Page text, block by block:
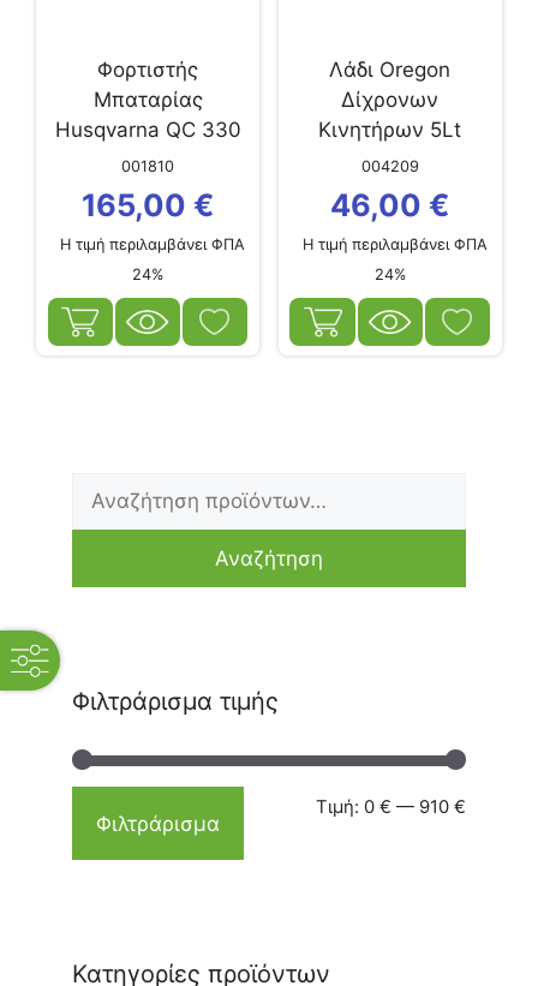
Φορτιστής
Μπαταρίας
Husqvarna QC 330
001810
165,00 €
Η τιμή περιλαμβάνει ΦΠΑ
24%
Λάδι Oregon
Δίχρονων
Κινητήρων 5Lt
004209
46,00 €
Η τιμή περιλαμβάνει ΦΠΑ
24%
Αναζήτηση
Φιλτράρισμα τιμής
Φιλτράρισμα
Τιμή: 0 € — 910 €
Κατηγορίες προϊόντων
open
filters